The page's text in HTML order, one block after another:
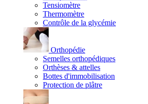
Tensiomètre
Thermomètre
Contrôle de la glycémie
Orthopédie
Semelles orthopédiques
Orthèses & attelles
Bottes d'immobilisation
Protection de plâtre